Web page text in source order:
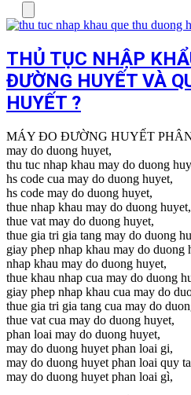
THỦ TỤC NHẬP
ĐƯỜNG HUYẾT VÀ
HUYẾT ?
MÁY ĐO ĐƯỜNG HUYẾT
may do duong huyet,
thu tuc nhap khau may do duong
hs code cua may do duong huyet,
hs code may do duong huyet,
thue nhap khau may do duong huyet,
thue vat may do duong huyet,
thue gia tri gia tang may do duong
giay phep nhap khau may do duong
nhap khau may do duong huyet,
thue khau nhap cua may do duong
giay phep nhap khau cua may do
thue gia tri gia tang cua may do
thue vat cua may do duong huyet,
phan loai may do duong huyet,
may do duong huyet phan loai gi,
may do duong huyet phan loai quy
may do duong huyet phan loai gì,